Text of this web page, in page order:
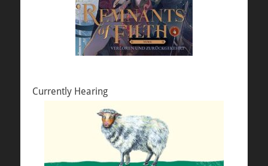
Currently Hearing